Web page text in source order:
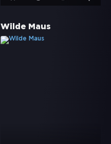
Wilde Maus